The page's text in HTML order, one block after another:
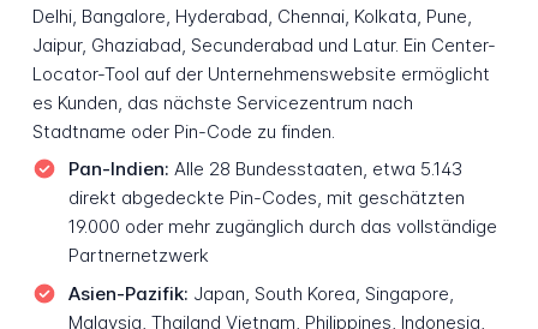
Delhi, Bangalore, Hyderabad, Chennai, Kolkata, Pune,
Jaipur, Ghaziabad, Secunderabad und Latur. Ein Center-
Locator-Tool auf der Unternehmenswebsite ermöglicht
es Kunden, das nächste Servicezentrum nach
Stadtname oder Pin-Code zu finden.
Pan-Indien: Alle 28 Bundesstaaten, etwa 5.143
direkt abgedeckte Pin-Codes, mit geschätzten
19.000 oder mehr zugänglich durch das vollständige
Partnernetzwerk
Asien-Pazifik: Japan, South Korea, Singapore,
Malaysia, Thailand Vietnam, Philippines, Indonesia,